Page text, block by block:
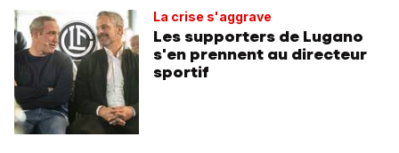
La crise s'aggrave
Les supporters de Lugano
s'en prennent au directeur
sportif